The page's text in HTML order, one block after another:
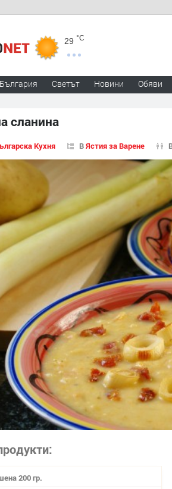
29 °C
България Светът Новини Обяви
сланина
Кухня ВЯстия за Варене
200 гр.